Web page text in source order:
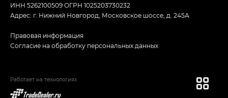
ИНН 5262100509ОГРН 1025203730232
Адрес: г. Нижний Новгород, Московское шоссе, д. 245А
Правовая информация
Согласие на обработку персональных данных
Работает на технологиях